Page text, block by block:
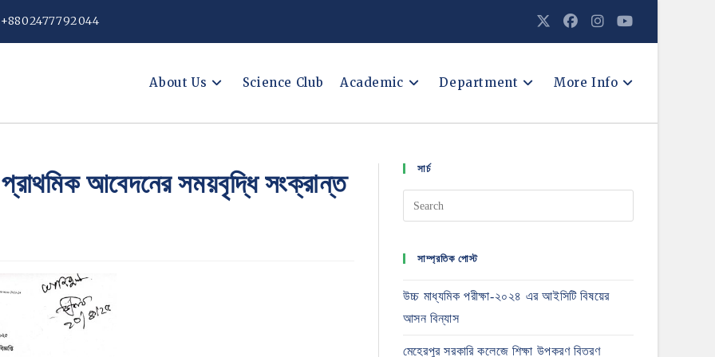
About Us Science Club Academic Department More Info
আবেদনের সময়বৃদ্ধি সংক্রান্ত সার্চ
সাম্প্রতিক পোস্ট
উচ্চ মাধ্যমিক পরীক্ষা-২০২৪ এর আইসিটি বিষয়ের
আসন বিন্যাস
মেহেরপুর সরকারি কলেজে শিক্ষা উপকরণ বিতরণ